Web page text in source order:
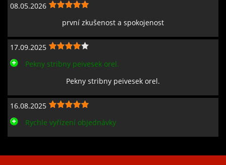
08.05.2026
první zkušenost a spokojenost
17.09.2025
Pekny stribny peivesek orel.
Pekny stribny peivesek orel.
16.08.2025
Rychle vyřízení objednávky